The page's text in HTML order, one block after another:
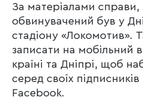
За матеріалами справи,
обвинувачений був у
стадіону «Локомотив».
записати на мобільний
країні та Дніпрі, щоб
серед своїх
Facebook.